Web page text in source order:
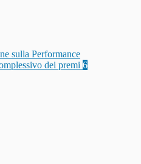
sulla Performance
dei premi 6